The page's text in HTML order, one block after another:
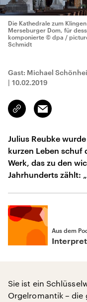
Die Kathedrale zum
Merseburger Dom, für
komponierte © dpa /
Schmidt
Gast: Michael
| 10.02.2019
Link
kopieren/teilen
Email
Julius Reubke
kurzen Leben schuf
Werk, das zu den
Jahrhunderts zählt:
Aus dem
Sie ist ein
Orgelromantik – die